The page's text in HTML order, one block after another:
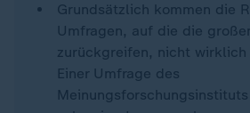
Grundsätzlich kommen die
Umfragen, auf die die
zurückgreifen, nicht
Einer Umfrage des